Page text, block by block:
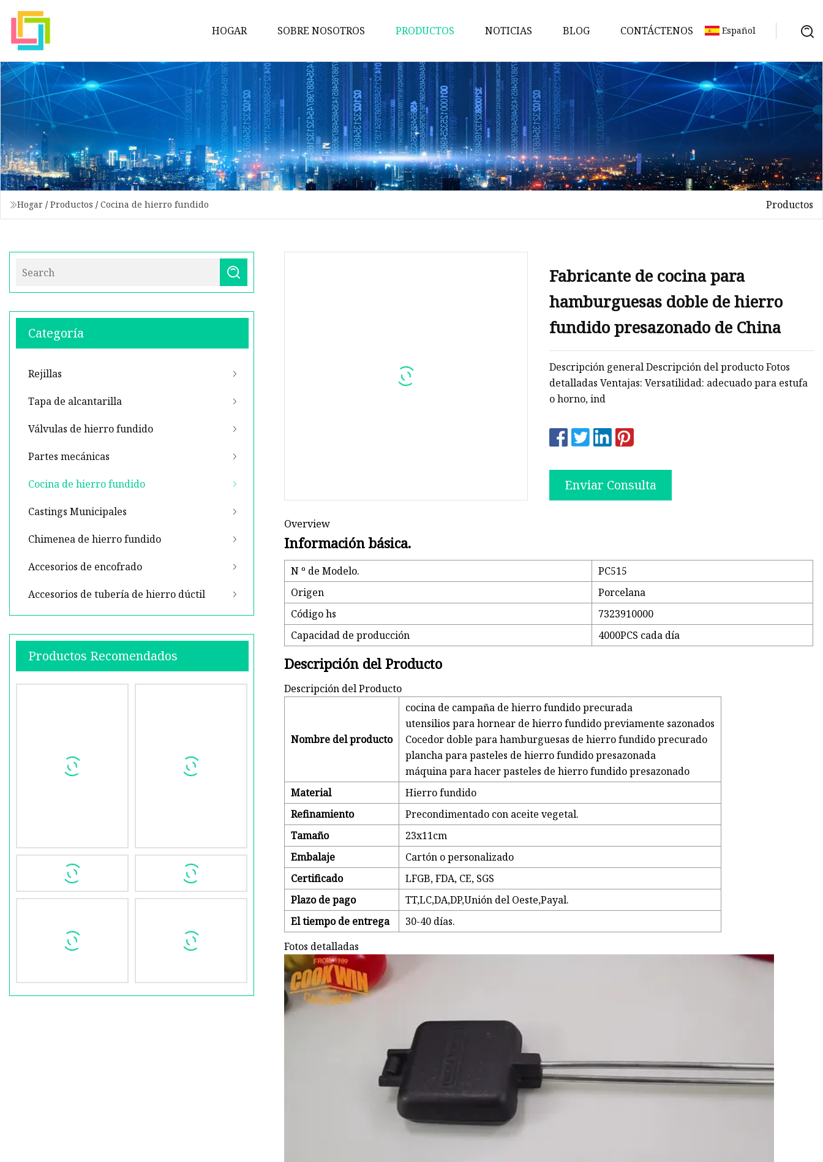
HOGAR SOBRE NOSOTROS PRODUCTOS
Rejillas
Tapa de alcantarilla
Válvulas de hierro fundido
Partes mecánicas
Cocina de hierro fundido
Castings Municipales
Accesorios de tubería de hierro
NOTICIAS BLOG CONTÁCTENOS Español
Hogar / Productos / Cocina de hierro fundido Productos
Categoría
Rejillas
Tapa de alcantarilla
Válvulas de hierro fundido
Partes mecánicas
Cocina de hierro fundido
Castings Municipales
Chimenea de hierro fundido
Accesorios de encofrado
Accesorios de tubería de hierro dúctil
Productos Recomendados
Fabricante de cocina para
hamburguesas doble de hierro
fundido presazonado de China
Descripción general Descripción del producto Fotos
detalladas Ventajas: Versatilidad: adecuado para estufa
o horno, ind
Enviar Consulta
Overview
Información básica.
N º de Modelo.
PC515
Origen
Porcelana
Código hs
7323910000
Capacidad de producción
4000PCS cada día
Descripción del Producto
Descripción del Producto
Nombre del producto
cocina de campaña de hierro fundido precurada
utensilios para hornear de hierro fundido previamente sazonados
Cocedor doble para hamburguesas de hierro fundido precurado
plancha para pasteles de hierro fundido presazonada
máquina para hacer pasteles de hierro fundido presazonado
Material
Hierro fundido
Refinamiento
Precondimentado con aceite vegetal.
Tamaño
23x11cm
Embalaje
Cartón o personalizado
Certificado
LFGB, FDA, CE, SGS
Plazo de pago
TT,LC,DA,DP,Unión del Oeste,Payal.
El tiempo de entrega
30-40 días.
Fotos detalladas